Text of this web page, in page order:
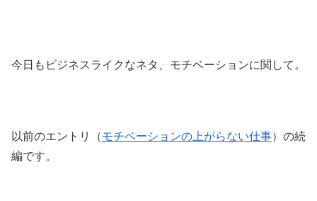
今日もビジネスライクなネタ、モチベーションに関して。
以前のエントリ（モチベーションの上がらない仕事）の続
編です。